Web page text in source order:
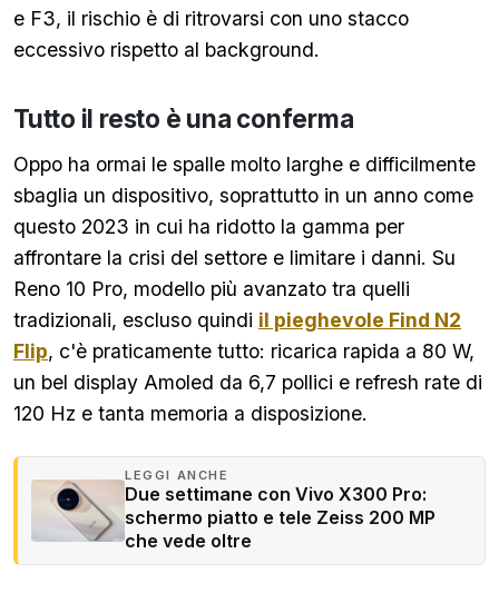
e F3, il rischio è di ritrovarsi con uno stacco
eccessivo rispetto al background.
Tutto il resto è una conferma
Oppo ha ormai le spalle molto larghe e difficilmente
sbaglia un dispositivo, soprattutto in un anno come
questo 2023 in cui ha ridotto la gamma per
affrontare la crisi del settore e limitare i danni. Su
Reno 10 Pro, modello più avanzato tra quelli
tradizionali, escluso quindi il pieghevole Find N2
Flip, c'è praticamente tutto: ricarica rapida a 80 W,
un bel display Amoled da 6,7 pollici e refresh rate di
120 Hz e tanta memoria a disposizione.
LEGGI ANCHE
Due settimane con Vivo X300 Pro:
schermo piatto e tele Zeiss 200 MP
che vede oltre